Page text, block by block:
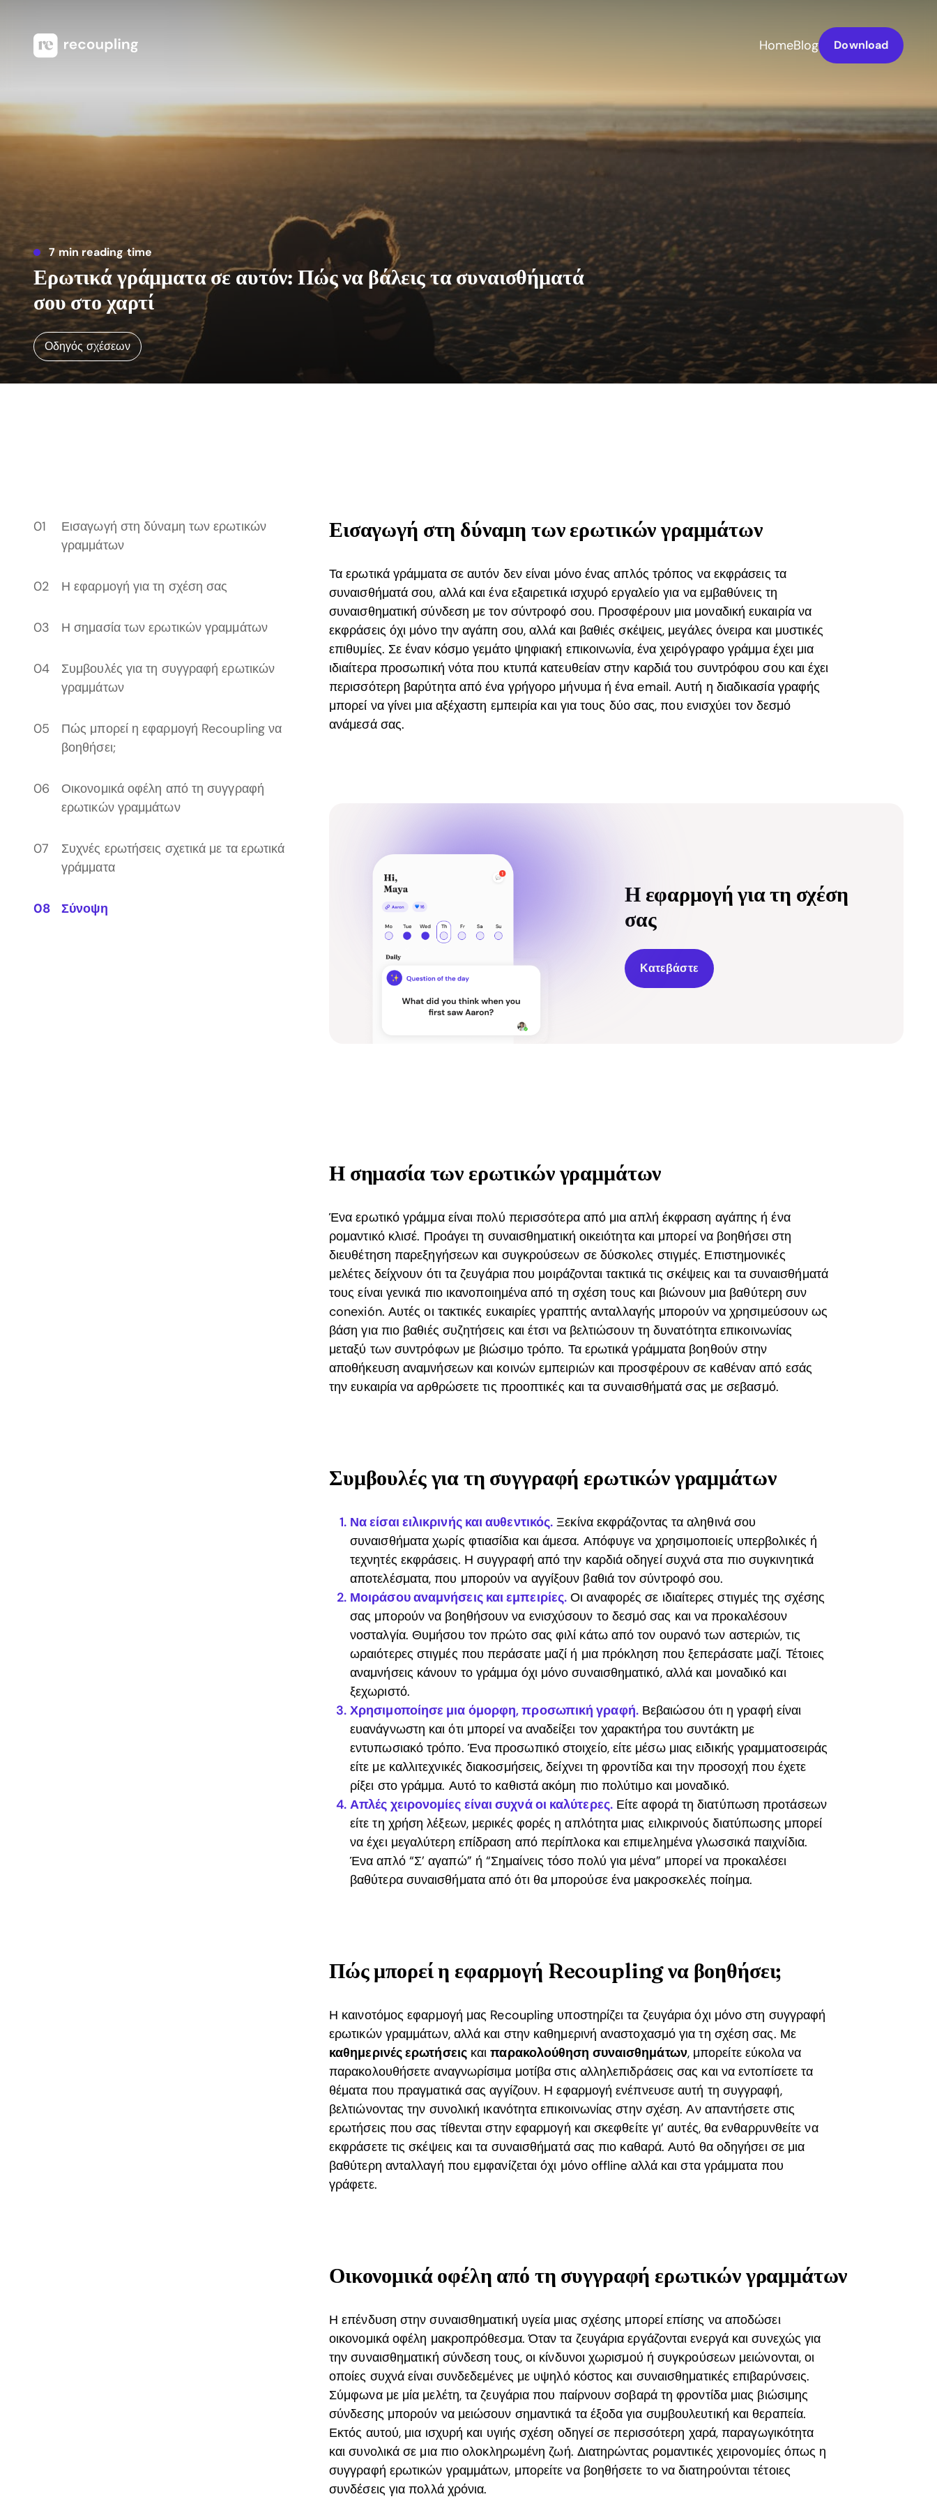
HomeBlog Download
7 min reading time
Ερωτικά γράμματα σε αυτόν: Πώς να βάλεις τα συναισθήματά
σου στο χαρτί
Οδηγός σχέσεων
Εισαγωγή στη δύναμη των ερωτικών
γραμμάτων
Η εφαρμογή για τη σχέση σας
Η σημασία των ερωτικών γραμμάτων
Συμβουλές για τη συγγραφή ερωτικών
γραμμάτων
Πώς μπορεί η εφαρμογή Recoupling να
βοηθήσει;
Οικονομικά οφέλη από τη συγγραφή
ερωτικών γραμμάτων
Συχνές ερωτήσεις σχετικά με τα ερωτικά
γράμματα
Σύνοψη
Εισαγωγή στη δύναμη των ερωτικών γραμμάτων
Τα ερωτικά γράμματα σε αυτόν δεν είναι μόνο ένας απλός τρόπος να εκφράσεις τα
συναισθήματά σου, αλλά και ένα εξαιρετικά ισχυρό εργαλείο για να εμβαθύνεις τη
συναισθηματική σύνδεση με τον σύντροφό σου. Προσφέρουν μια μοναδική ευκαιρία να
εκφράσεις όχι μόνο την αγάπη σου, αλλά και βαθιές σκέψεις, μεγάλες όνειρα και μυστικές
επιθυμίες. Σε έναν κόσμο γεμάτο ψηφιακή επικοινωνία, ένα χειρόγραφο γράμμα έχει μια
ιδιαίτερα προσωπική νότα που κτυπά κατευθείαν στην καρδιά του συντρόφου σου και έχει
περισσότερη βαρύτητα από ένα γρήγορο μήνυμα ή ένα email. Αυτή η διαδικασία γραφής
μπορεί να γίνει μια αξέχαστη εμπειρία και για τους δύο σας, που ενισχύει τον δεσμό
ανάμεσά σας.
Η εφαρμογή για τη σχέση
σας
Κατεβάστε
Η σημασία των ερωτικών γραμμάτων
Ένα ερωτικό γράμμα είναι πολύ περισσότερα από μια απλή έκφραση αγάπης ή ένα
ρομαντικό κλισέ. Προάγει τη συναισθηματική οικειότητα και μπορεί να βοηθήσει στη
διευθέτηση παρεξηγήσεων και συγκρούσεων σε δύσκολες στιγμές. Επιστημονικές
μελέτες δείχνουν ότι τα ζευγάρια που μοιράζονται τακτικά τις σκέψεις και τα συναισθήματά
τους είναι γενικά πιο ικανοποιημένα από τη σχέση τους και βιώνουν μια βαθύτερη συν
conexión. Αυτές οι τακτικές ευκαιρίες γραπτής ανταλλαγής μπορούν να χρησιμεύσουν ως
βάση για πιο βαθιές συζητήσεις και έτσι να βελτιώσουν τη δυνατότητα επικοινωνίας
μεταξύ των συντρόφων με βιώσιμο τρόπο. Τα ερωτικά γράμματα βοηθούν στην
αποθήκευση αναμνήσεων και κοινών εμπειριών και προσφέρουν σε καθέναν από εσάς
την ευκαιρία να αρθρώσετε τις προοπτικές και τα συναισθήματά σας με σεβασμό.
Συμβουλές για τη συγγραφή ερωτικών γραμμάτων
Να είσαι ειλικρινής και αυθεντικός. Ξεκίνα εκφράζοντας τα αληθινά σου
συναισθήματα χωρίς φτιασίδια και άμεσα. Απόφυγε να χρησιμοποιείς υπερβολικές ή
τεχνητές εκφράσεις. Η συγγραφή από την καρδιά οδηγεί συχνά στα πιο συγκινητικά
αποτελέσματα, που μπορούν να αγγίξουν βαθιά τον σύντροφό σου.
Μοιράσου αναμνήσεις και εμπειρίες. Οι αναφορές σε ιδιαίτερες στιγμές της σχέσης
σας μπορούν να βοηθήσουν να ενισχύσουν το δεσμό σας και να προκαλέσουν
νοσταλγία. Θυμήσου τον πρώτο σας φιλί κάτω από τον ουρανό των αστεριών, τις
ωραιότερες στιγμές που περάσατε μαζί ή μια πρόκληση που ξεπεράσατε μαζί. Τέτοιες
αναμνήσεις κάνουν το γράμμα όχι μόνο συναισθηματικό, αλλά και μοναδικό και
ξεχωριστό.
Χρησιμοποίησε μια όμορφη, προσωπική γραφή.Βεβαιώσου ότι η γραφή είναι
ευανάγνωστη και ότι μπορεί να αναδείξει τον χαρακτήρα του συντάκτη με
εντυπωσιακό τρόπο. Ένα προσωπικό στοιχείο, είτε μέσω μιας ειδικής γραμματοσειράς
είτε με καλλιτεχνικές διακοσμήσεις, δείχνει τη φροντίδα και την προσοχή που έχετε
ρίξει στο γράμμα. Αυτό το καθιστά ακόμη πιο πολύτιμο και μοναδικό.
Απλές χειρονομίες είναι συχνά οι καλύτερες.Είτε αφορά τη διατύπωση προτάσεων
είτε τη χρήση λέξεων, μερικές φορές η απλότητα μιας ειλικρινούς διατύπωσης μπορεί
να έχει μεγαλύτερη επίδραση από περίπλοκα και επιμελημένα γλωσσικά παιχνίδια.
Ένα απλό “Σ’ αγαπώ” ή “Σημαίνεις τόσο πολύ για μένα” μπορεί να προκαλέσει
βαθύτερα συναισθήματα από ότι θα μπορούσε ένα μακροσκελές ποίημα.
Πώς μπορεί η εφαρμογή Recoupling να βοηθήσει;
Η καινοτόμος εφαρμογή μας Recoupling υποστηρίζει τα ζευγάρια όχι μόνο στη συγγραφή
ερωτικών γραμμάτων, αλλά και στην καθημερινή αναστοχασμό για τη σχέση σας. Με
καθημερινές ερωτήσειςκαιπαρακολούθηση συναισθημάτων, μπορείτε εύκολα να
παρακολουθήσετε αναγνωρίσιμα μοτίβα στις αλληλεπιδράσεις σας και να εντοπίσετε τα
θέματα που πραγματικά σας αγγίζουν. Η εφαρμογή ενέπνευσε αυτή τη συγγραφή,
βελτιώνοντας την συνολική ικανότητα επικοινωνίας στην σχέση. Αν απαντήσετε στις
ερωτήσεις που σας τίθενται στην εφαρμογή και σκεφθείτε γι’ αυτές, θα ενθαρρυνθείτε να
εκφράσετε τις σκέψεις και τα συναισθήματά σας πιο καθαρά. Αυτό θα οδηγήσει σε μια
βαθύτερη ανταλλαγή που εμφανίζεται όχι μόνο offline αλλά και στα γράμματα που
γράφετε.
Οικονομικά οφέλη από τη συγγραφή ερωτικών γραμμάτων
Η επένδυση στην συναισθηματική υγεία μιας σχέσης μπορεί επίσης να αποδώσει
οικονομικά οφέλη μακροπρόθεσμα. Όταν τα ζευγάρια εργάζονται ενεργά και συνεχώς για
την συναισθηματική σύνδεση τους, οι κίνδυνοι χωρισμού ή συγκρούσεων μειώνονται, οι
οποίες συχνά είναι συνδεδεμένες με υψηλό κόστος και συναισθηματικές επιβαρύνσεις.
Σύμφωνα με μία μελέτη, τα ζευγάρια που παίρνουν σοβαρά τη φροντίδα μιας βιώσιμης
σύνδεσης μπορούν να μειώσουν σημαντικά τα έξοδα για συμβουλευτική και θεραπεία.
Εκτός αυτού, μια ισχυρή και υγιής σχέση οδηγεί σε περισσότερη χαρά, παραγωγικότητα
και συνολικά σε μια πιο ολοκληρωμένη ζωή. Διατηρώντας ρομαντικές χειρονομίες όπως η
συγγραφή ερωτικών γραμμάτων, μπορείτε να βοηθήσετε το να διατηρούνται τέτοιες
συνδέσεις για πολλά χρόνια.